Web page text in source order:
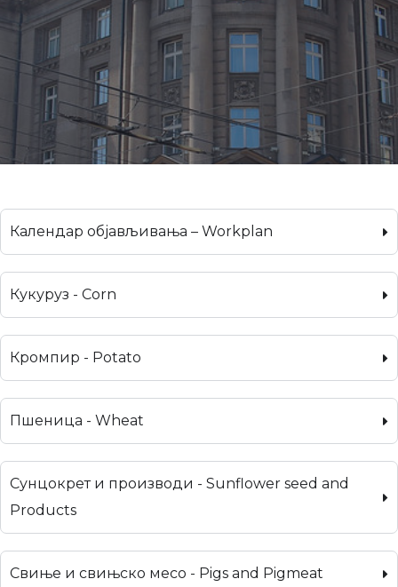
Календар објављивања – Workplan
Кукуруз - Corn
Кромпир - Potato
Пшеница - Wheat
Сунцокрет и производи - Sunflower seed and
Products
Свиње и свињско месо - Pigs and Pigmeat